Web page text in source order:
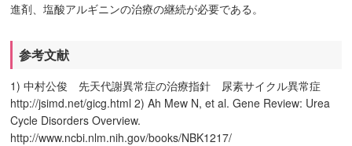
進剤、塩酸アルギニンの治療の継続が必要である。
参考文献
1) 中村公俊 先天代謝異常症の治療指針 尿素サイクル異常症
http://jsimd.net/gicg.html 2) Ah Mew N, et al. Gene Review: Urea
Cycle Disorders Overview.
http://www.ncbi.nlm.nih.gov/books/NBK1217/